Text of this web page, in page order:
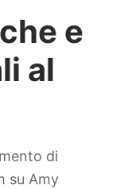
e
al
di
su Amy